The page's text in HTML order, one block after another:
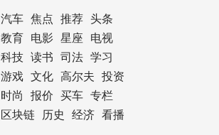
汽车 焦点 推荐
头条
教育 电影 星座
电视
科技 读书 司法
学习
游戏 文化 高尔夫
投资
时尚 报价 买车
专栏
区块链 历史 经济 看播